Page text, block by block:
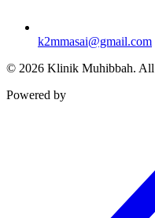
k2mmasai@gmail.com
© 2026 Klinik Muhibbah. All
Powered by